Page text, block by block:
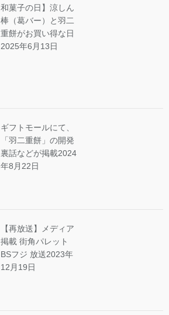
和菓子の日】涼しん
棒（葛バー）と羽二
重餅がお買い得な日
2025年6月13日
ギフトモールにて、
「羽二重餅」の開発
裏話などが掲載2024
年8月22日
【再放送】メディア
掲載 街角パレット
BSフジ 放送2023年
12月19日